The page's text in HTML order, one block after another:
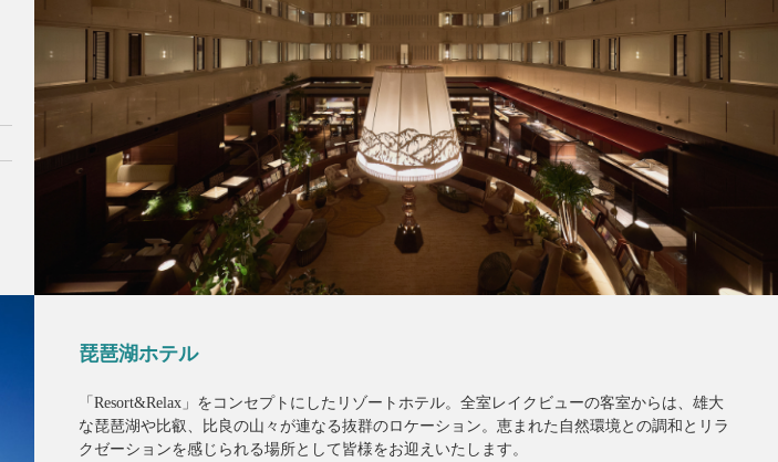
琵琶湖ホテル
「Resort&Relax」をコンセプトにしたリゾートホテル。全室レイクビューの客室からは、雄大
な琵琶湖や比叡、比良の山々が連なる抜群のロケーション。恵まれた自然環境との調和とリラ
クゼーションを感じられる場所として皆様をお迎えいたします。